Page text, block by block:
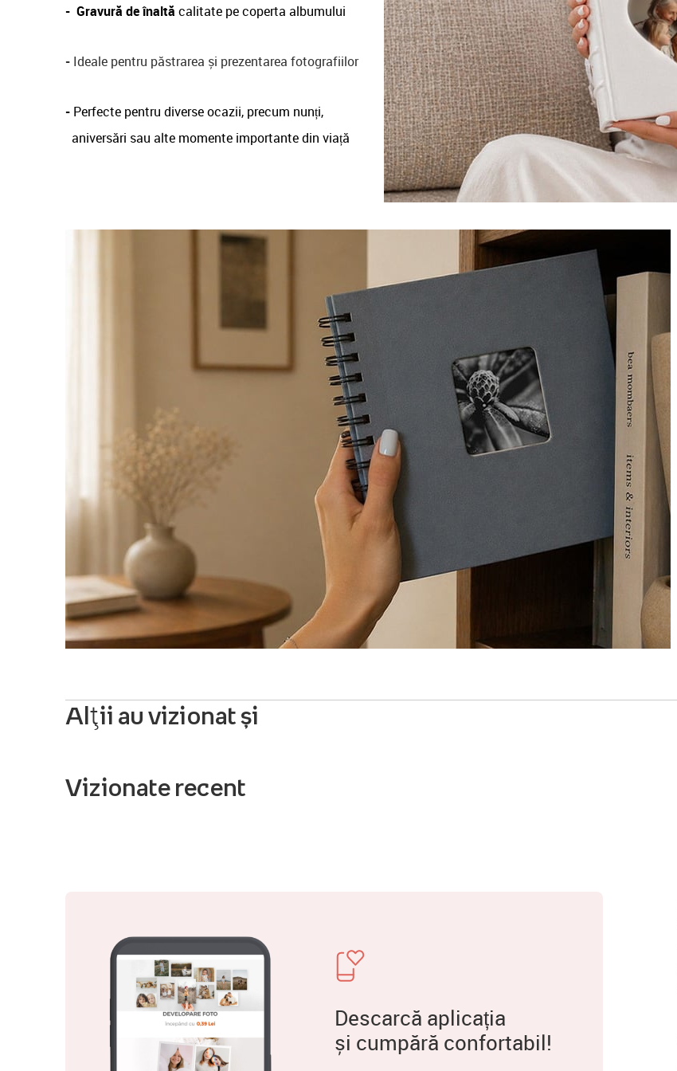
- Gravură de înaltă calitate pe coperta albumului
- Ideale pentru păstrarea și prezentarea fotografiilor
- Perfecte pentru diverse ocazii, precum nunți,
aniversări sau alte momente importante din viață
Alții au vizionat și
Vizionate recent
Descarcă aplicația
și cumpără confortabil!